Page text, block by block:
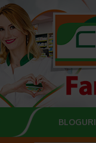
BLOGURI